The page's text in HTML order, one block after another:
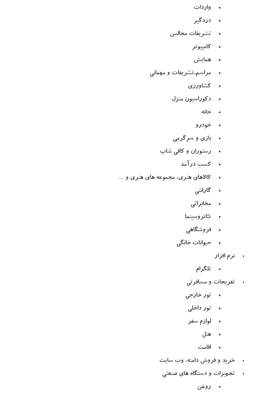
واردات
دزدگیر
تشریفات مجالس
کامپیوتر
همایش
مراسم,تشریفات و مهمانی
کشاورزی
دکوراسیون منزل
خانه
خودرو
بازی و سرگرمی
رستوران و کافی شاپ
کسب درآمد
کالاهای هنری، مجموعه های هنری و ...
گارانتی
مخابراتی
تئاتروسینما
فروشگاهی
حیوانات خانگی
نرم افزار
تلگرام
تفریحات و مسافرتی
تور خارجی
تور داخلی
لوازم سفر
هتل
اقامت
خرید و فروش دامنه، وب سایت
تجهیزات و دستگاه های صنعتی
روغن